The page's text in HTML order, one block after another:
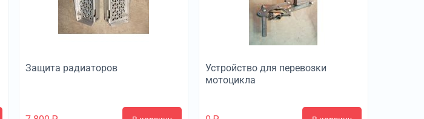
Защита радиаторов
Устройство для перевозки
мотоцикла